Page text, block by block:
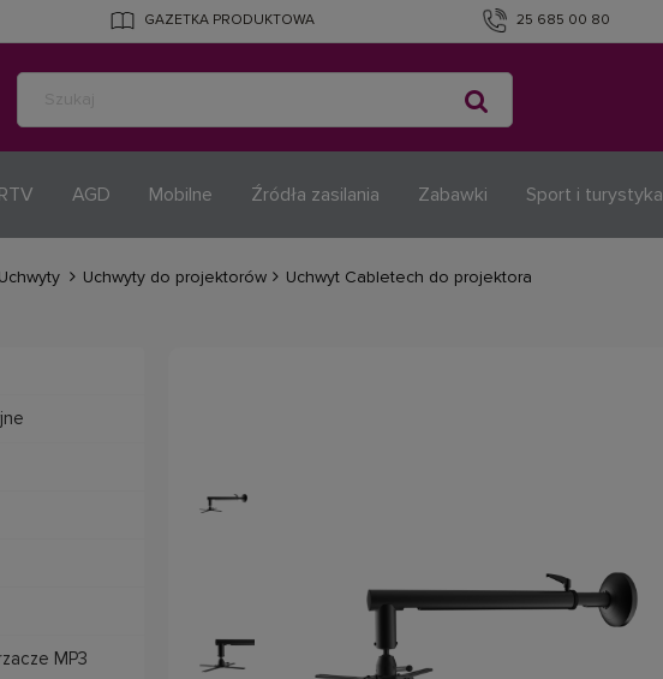
GAZETKA PRODUKTOWA 25 685 00 80
RTV AGD Mobilne Źródła zasilania Zabawki Sport i turystyka
Uchwyty Uchwyty do projektorów Uchwyt Cabletech do projektora
MP3